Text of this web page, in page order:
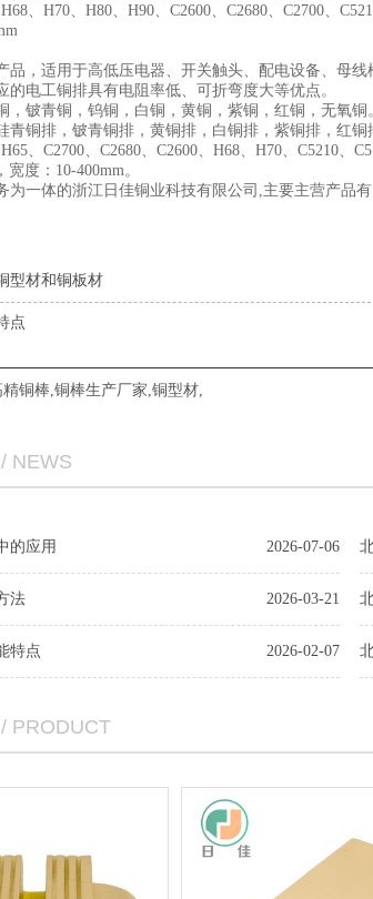
、H70、H80、H90、C2600、C2680、C2700、
品，适用于高低压电器、开关触头、配电设备、母
的电工铜排具有电阻率低、可折弯度大等优点。
，铍青铜，钨铜，白铜，黄铜，紫铜，红铜，无氧铜
青铜排，铍青铜排，黄铜排，白铜排，紫铜排，红铜
、C2700、C2680、C2600、H68、H70、C5210、
度：10-400mm。
为一体的浙江日佳铜业科技有限公司,主要主营产品
型材和铜板材
点
精铜棒,铜棒生产厂家,铜型材,
/ NEWS
2026-07-06
的应用
2026-03-21
法
2026-02-07
特点
/ PRODUCT